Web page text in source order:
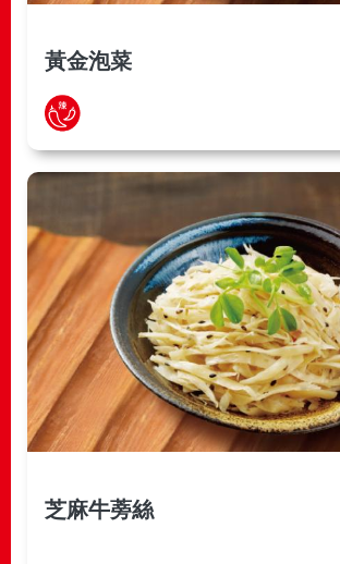
黃金泡菜
芝麻牛蒡絲